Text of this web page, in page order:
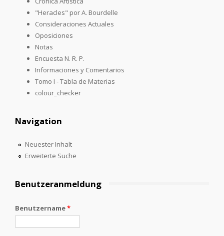
"Heracles" por A. Bourdelle
Consideraciones Actuales
Oposiciones
Notas
Encuesta N. R. P.
Informaciones y Comentarios
Tomo I - Tabla de Materias
colour_checker
Navigation
Neuester Inhalt
Erweiterte Suche
Benutzeranmeldung
Benutzername*